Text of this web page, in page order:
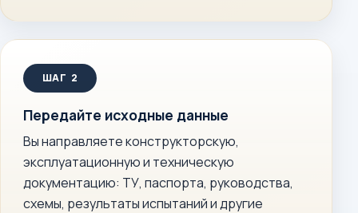
Передайте исходные данные
Вы направляете конструкторскую,
эксплуатационную и техническую
документацию: ТУ, паспорта, руководства,
схемы, результаты испытаний и другие